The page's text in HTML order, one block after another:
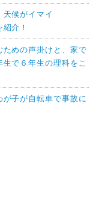
候がイマイ
介！
めの声掛けと、家で
で６年生の理科をこ
子が自転車で事故に